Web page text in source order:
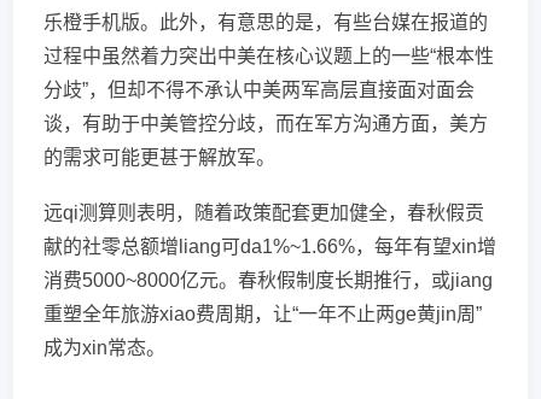
乐橙手机版。此外，有意思的是，有些台媒在报道的
过程中虽然着力突出中美在核心议题上的一些“根本性
分歧”，但却不得不承认中美两军高层直接面对面会
谈，有助于中美管控分歧，而在军方沟通方面，美方
的需求可能更甚于解放军。
远qi测算则表明，随着政策配套更加健全，春秋假贡
献的社零总额增liang可da1%~1.66%，每年有望xin增
消费5000~8000亿元。春秋假制度长期推行，或jiang
重塑全年旅游xiao费周期，让“一年不止两ge黄jin周”
成为xin常态。